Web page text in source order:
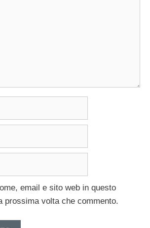
email e sito web in questo
prossima volta che commento.